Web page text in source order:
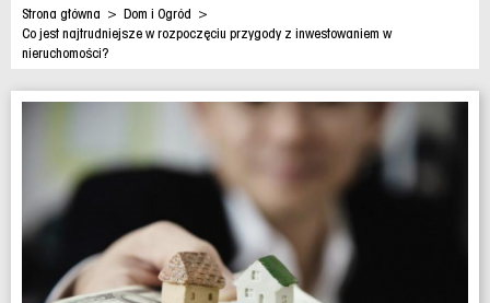
Strona główna > Dom i Ogród >
Co jest najtrudniejsze w rozpoczęciu przygody z inwestowaniem w
nieruchomości?